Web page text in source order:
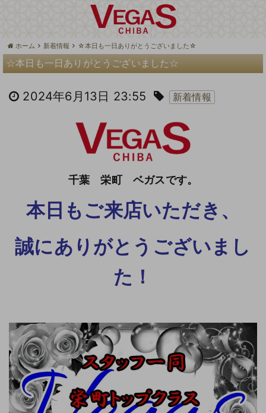
ホーム 新着情報 ☆本日も一日ありがとうございました☆
☆本日も一日ありがとうございました☆
2024年6月13日 23:55 新着情報
千葉 栄町 ベガスです。
本日もご来店いただき、
誠にありがとうございまし
た！